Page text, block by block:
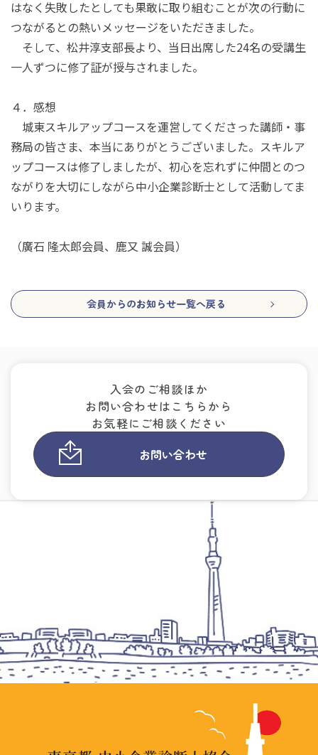
はなく失敗したとしても果敢に取り組むことが次の行動に
つながるとの熱いメッセージをいただきました。
そして、松井淳支部長より、当日出席した24名の受講生
一人ずつに修了証が授与されました。
４．感想
城東スキルアップコースを運営してくださった講師・事
務局の皆さま、本当にありがとうございました。スキルア
ップコースは修了しましたが、初心を忘れずに仲間とのつ
ながりを大切にしながら中小企業診断士として活動してま
いります。
（廣石 隆太郎会員、鹿又 誠会員）
会員からのお知らせ一覧へ戻る
入会のご相談ほか
お問い合わせはこちらから
お気軽にご相談ください
お問い合わせ